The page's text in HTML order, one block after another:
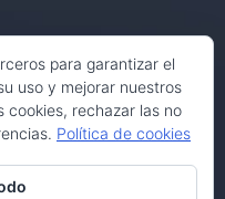
para garantizar el
uso y mejorar nuestros
cookies, rechazar las no
Política de cookies